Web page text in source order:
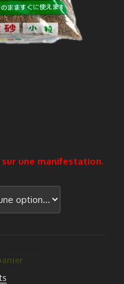
une manifestation.